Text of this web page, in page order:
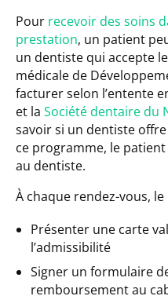
Pour recevoir des soins
prestation, un patient
un dentiste qui accepte
médicale de
facturer selon l’entente
et la Société dentaire du
savoir si un dentiste
ce programme, le
au dentiste.
À chaque rendez-vous,
Présenter une carte
l’admissibilité
Signer un formulaire
remboursement au